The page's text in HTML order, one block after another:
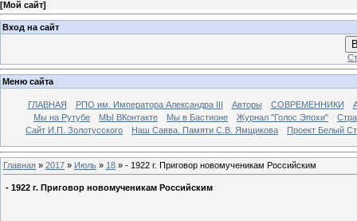
[Мой сайт]
Вход на сайт
Меню сайта
ГЛАВНАЯ РПО им. Императора Александра III Авторы СОВРЕМЕННИКИ
Мы на Рутубе
МЫ ВКонтакте Мы в Бастионе Журнал "Голос Эпохи"
Сайт И.П. Золотусского
Наш Савва. Памяти С.В. Ямщикова Проект Белый
Главная » 2017 » Июль » 18 » - 1922 г. Приговор новомученикам Российским
- 1922 г. Приговор новомученикам Российским